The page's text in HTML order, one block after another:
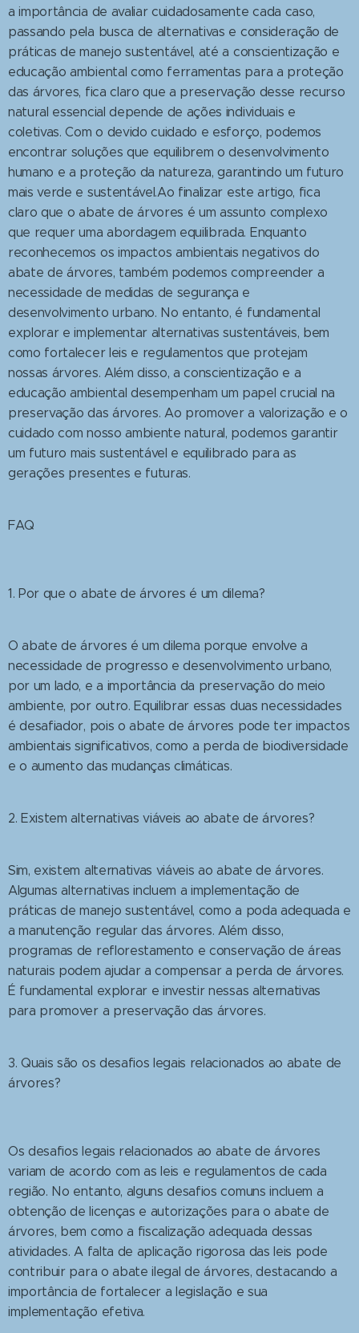
a importância de avaliar cuidadosamente cada caso,
passando pela busca de alternativas e consideração de
práticas de manejo sustentável, até a conscientização e
educação ambiental como ferramentas para a proteção
das árvores, fica claro que a preservação desse recurso
natural essencial depende de ações individuais e
coletivas. Com o devido cuidado e esforço, podemos
encontrar soluções que equilibrem o desenvolvimento
humano e a proteção da natureza, garantindo um futuro
mais verde e sustentável.Ao finalizar este artigo, fica
claro que o abate de árvores é um assunto complexo
que requer uma abordagem equilibrada. Enquanto
reconhecemos os impactos ambientais negativos do
abate de árvores, também podemos compreender a
necessidade de medidas de segurança e
desenvolvimento urbano. No entanto, é fundamental
explorar e implementar alternativas sustentáveis, bem
como fortalecer leis e regulamentos que protejam
nossas árvores. Além disso, a conscientização e a
educação ambiental desempenham um papel crucial na
preservação das árvores. Ao promover a valorização e o
cuidado com nosso ambiente natural, podemos garantir
um futuro mais sustentável e equilibrado para as
gerações presentes e futuras.
FAQ
1. Por que o abate de árvores é um dilema?
O abate de árvores é um dilema porque envolve a
necessidade de progresso e desenvolvimento urbano,
por um lado, e a importância da preservação do meio
ambiente, por outro. Equilibrar essas duas necessidades
é desafiador, pois o abate de árvores pode ter impactos
ambientais significativos, como a perda de biodiversidade
e o aumento das mudanças climáticas.
2. Existem alternativas viáveis ao abate de árvores?
Sim, existem alternativas viáveis ao abate de árvores.
Algumas alternativas incluem a implementação de
práticas de manejo sustentável, como a poda adequada e
a manutenção regular das árvores. Além disso,
programas de reflorestamento e conservação de áreas
naturais podem ajudar a compensar a perda de árvores.
É fundamental explorar e investir nessas alternativas
para promover a preservação das árvores.
3. Quais são os desafios legais relacionados ao abate de
árvores?
Os desafios legais relacionados ao abate de árvores
variam de acordo com as leis e regulamentos de cada
região. No entanto, alguns desafios comuns incluem a
obtenção de licenças e autorizações para o abate de
árvores, bem como a fiscalização adequada dessas
atividades. A falta de aplicação rigorosa das leis pode
contribuir para o abate ilegal de árvores, destacando a
importância de fortalecer a legislação e sua
implementação efetiva.